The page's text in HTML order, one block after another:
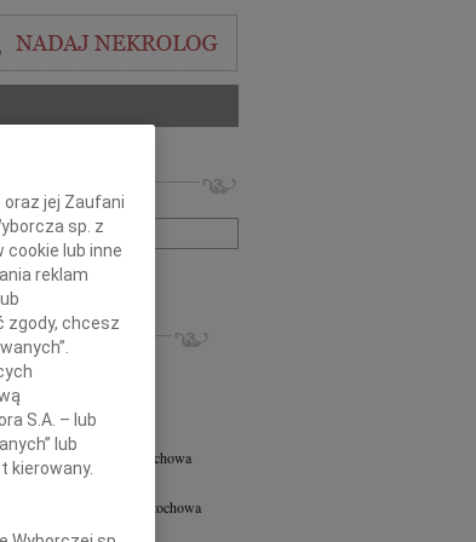
ogłoszenia:
zaawansowane
współczucia oraz...
dla Pani Sędzi Anny...
Częstochowa
Ciocia Małgorzata...
Rolat
Częstochowa
błp. Zygmunta...
oraz jej Zaufani
sp. z
cookie lub inne
reklam
zgody, chcesz
S.A. – lub
lub
kierowany.